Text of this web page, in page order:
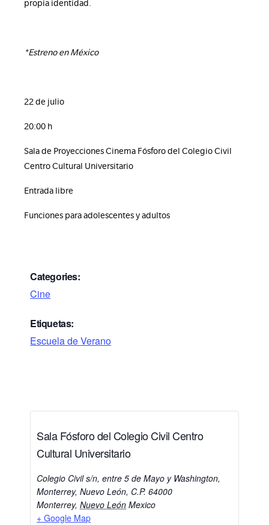
propia identidad.
*Estreno en México
22 de julio
20:00 h
Sala de Proyecciones Cinema Fósforo del Colegio Civil
Centro Cultural Universitario
Entrada libre
Funciones para adolescentes y adultos
Categories:
Cine
Etiquetas:
Escuela de Verano
Sala Fósforo del Colegio Civil Centro
Cultural Universitario
Colegio Civil s/n, entre 5 de Mayo y Washington,
Monterrey, Nuevo León, C.P. 64000
Monterrey, Nuevo León Mexico
+ Google Map